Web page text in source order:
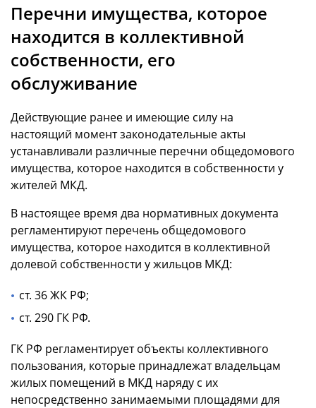
Перечни имущества, которое
находится в коллективной
собственности, его
обслуживание
Действующие ранее и имеющие силу на
настоящий момент законодательные акты
устанавливали различные перечни общедомового
имущества, которое находится в собственности у
жителей МКД.
В настоящее время два нормативных документа
регламентируют перечень общедомового
имущества, которое находится в коллективной
долевой собственности у жильцов МКД:
ст. 36 ЖК РФ;
ст. 290 ГК РФ.
ГК РФ регламентирует объекты коллективного
пользования, которые принадлежат владельцам
жилых помещений в МКД наряду с их
непосредственно занимаемыми площадями для